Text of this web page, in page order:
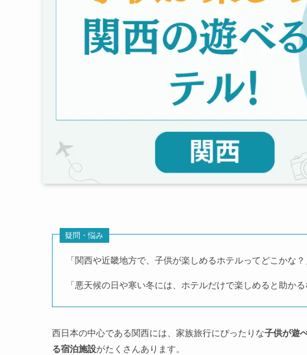
疑問・悩み
「関西や近畿地方で、子供が楽しめるホテルってどこかな？
「悪天候の日や寒い冬には、ホテルだけで楽しめると助かる
西日本の中心である関西には、家族旅行にぴったりな子供が遊
る宿泊施設がたくさんあります。